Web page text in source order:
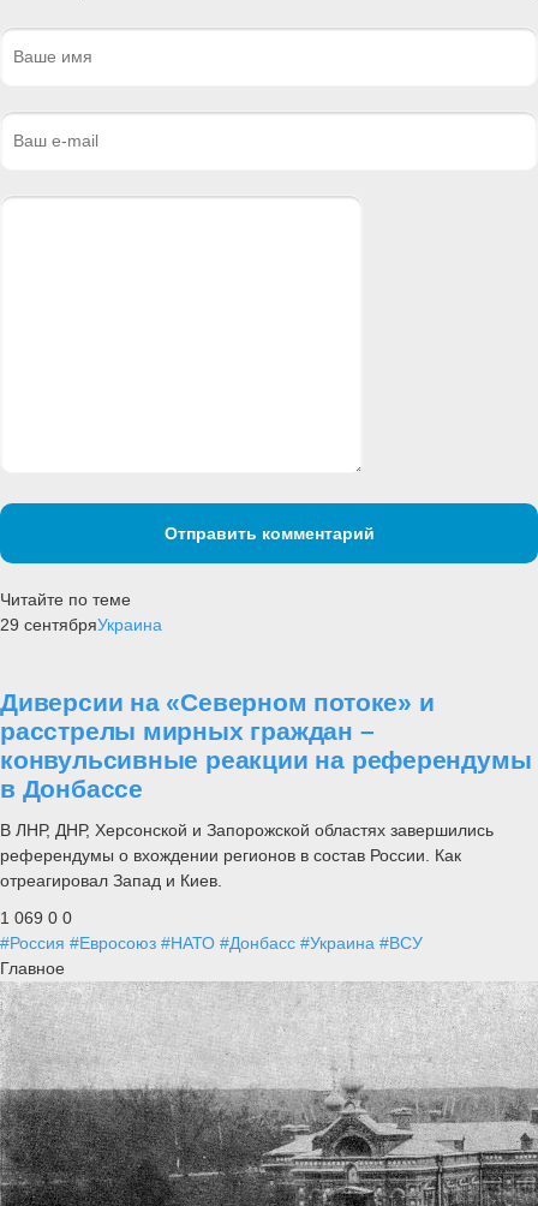
Отправить комментарий
Читайте по теме
29 сентябряУкраина
Диверсии на «Северном потоке» и
расстрелы мирных граждан –
конвульсивные реакции на референдумы
в Донбассе
В ЛНР, ДНР, Херсонской и Запорожской областях завершились
референдумы о вхождении регионов в состав России. Как
отреагировал Запад и Киев.
1 069 0 0
#Россия #Евросоюз #НАТО #Донбасс #Украина #ВСУ
Главное